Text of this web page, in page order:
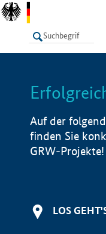
LISTE
Auf der
finden Sie
GRW-Projekte!
LOS